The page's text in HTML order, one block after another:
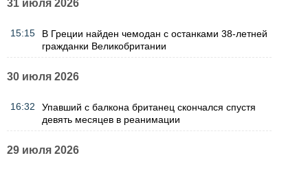
31 июля 2026
15:15
В Греции найден чемодан с останками 38-летней
гражданки Великобритании
30 июля 2026
16:32
Упавший с балкона британец скончался спустя
девять месяцев в реанимации
29 июля 2026